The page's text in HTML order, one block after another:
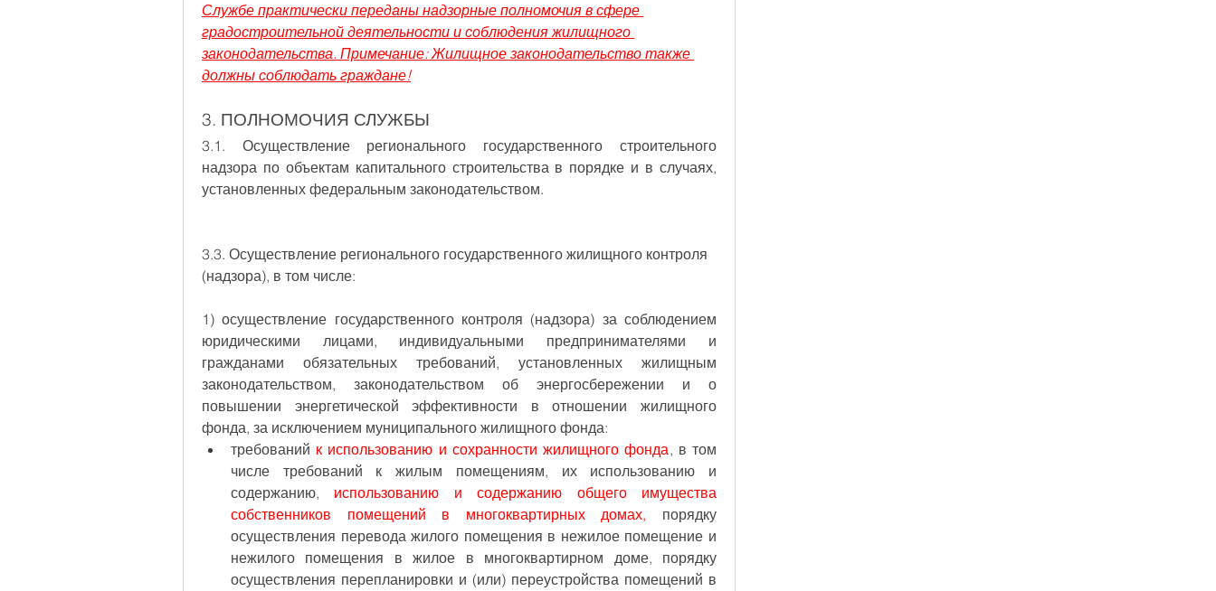
Службе практически переданы надзорные полномочия в сфере
градостроительной деятельности и соблюдения жилищного
законодательства. Примечание: Жилищное законодательство также
должны соблюдать граждане!
3. ПОЛНОМОЧИЯ СЛУЖБЫ
3.1. Осуществление регионального государственного строительного
надзора по объектам капитального строительства в порядке и в случаях,
установленных федеральным законодательством.
3.3. Осуществление регионального государственного жилищного контроля
(надзора), в том числе:
1) осуществление государственного контроля (надзора) за соблюдением
юридическими лицами, индивидуальными предпринимателями и
гражданами обязательных требований, установленных жилищным
законодательством, законодательством об энергосбережении и о
повышении энергетической эффективности в отношении жилищного
фонда, за исключением муниципального жилищного фонда:
требований к использованию и сохранности жилищного фонда, в том
числе требований к жилым помещениям, их использованию и
содержанию, использованию и содержанию общего имущества
собственников помещений в многоквартирных домах, порядку
осуществления перевода жилого помещения в нежилое помещение и
нежилого помещения в жилое в многоквартирном доме, порядку
осуществления перепланировки и (или) переустройства помещений в